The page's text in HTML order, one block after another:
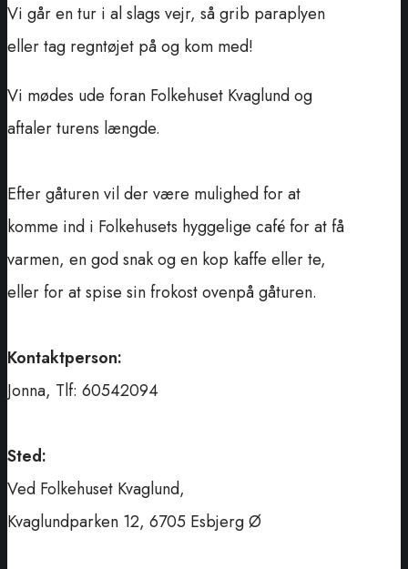
Vi går en tur i al slags vejr, så grib paraplyen
eller tag regntøjet på og kom med!
Vi mødes ude foran Folkehuset Kvaglund og
aftaler turens længde.
Efter gåturen vil der være mulighed for at
komme ind i Folkehusets hyggelige café for at få
varmen, en god snak og en kop kaffe eller te,
eller for at spise sin frokost ovenpå gåturen.
Kontaktperson:
Jonna, Tlf: 60542094
Sted:
Ved Folkehuset Kvaglund,
Kvaglundparken 12, 6705 Esbjerg Ø